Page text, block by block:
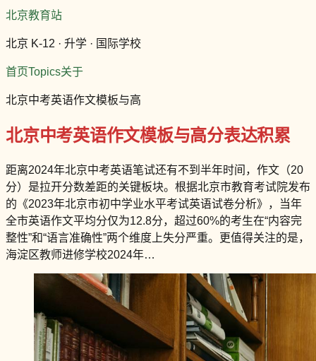
北京教育站
北京 K-12 · 升学 · 国际学校
首页Topics关于
北京中考英语作文模板与高
北京中考英语作文模板与高分表达积累
距离2024年北京中考英语笔试还有不到半年时间，作文（20
分）是拉开分数差距的关键板块。根据北京市教育考试院发布
的《2023年北京市初中学业水平考试英语试卷分析》，当年
全市英语作文平均分仅为12.8分，超过60%的考生在“内容完
整性”和“语言准确性”两个维度上失分严重。更值得关注的是，
海淀区教师进修学校2024年…